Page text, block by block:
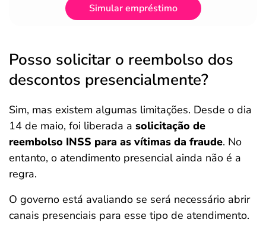
Simular empréstimo
Posso solicitar o reembolso dos
descontos presencialmente?
Sim, mas existem algumas limitações. Desde o dia
14 de maio, foi liberada a solicitação de
reembolso INSS para as vítimas da fraude. No
entanto, o atendimento presencial ainda não é a
regra.
O governo está avaliando se será necessário abrir
canais presenciais para esse tipo de atendimento.